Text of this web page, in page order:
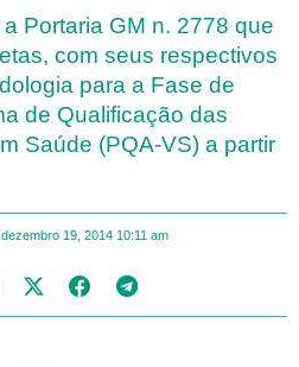
Portaria GM n. 2778 que
com seus respectivos
para a Fase de
de Qualificação das
Saúde (PQA-VS) a partir
dezembro 19, 2014 10:11 am